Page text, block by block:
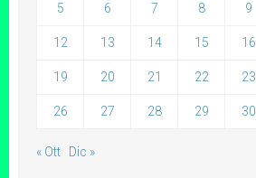
5 6 7 8 9
12 13 14 15 16
19 20 21 22 23
26 27 28 29 30
« Ott Dic »